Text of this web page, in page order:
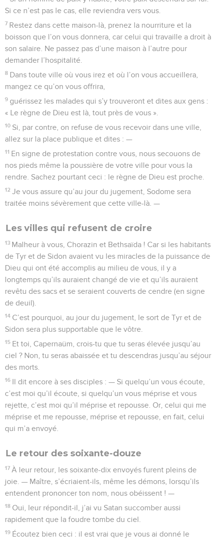
Si ce n’est pas le cas, elle reviendra vers vous.
7 Restez dans cette maison-là, prenez la nourriture et la
boisson que l’on vous donnera, car celui qui travaille a droit à
son salaire. Ne passez pas d’une maison à l’autre pour
demander l’hospitalité.
8 Dans toute ville où vous irez et où l’on vous accueillera,
mangez ce qu’on vous offrira,
9 guérissez les malades qui s’y trouveront et dites aux gens :
« Le règne de Dieu est là, tout près de vous ».
10 Si, par contre, on refuse de vous recevoir dans une ville,
allez sur la place publique et dites : —
11 En signe de protestation contre vous, nous secouons de
nos pieds même la poussière de votre ville pour vous la
rendre. Sachez pourtant ceci : le règne de Dieu est proche.
12 Je vous assure qu’au jour du jugement, Sodome sera
traitée moins sévèrement que cette ville-là. —
Les villes qui refusent de croire
13 Malheur à vous, Chorazin et Bethsaïda ! Car si les habitants
de Tyr et de Sidon avaient vu les miracles de la puissance de
Dieu qui ont été accomplis au milieu de vous, il y a
longtemps qu’ils auraient changé de vie et qu’ils auraient
revêtu des sacs et se seraient couverts de cendre (en signe
de deuil).
14 C’est pourquoi, au jour du jugement, le sort de Tyr et de
Sidon sera plus supportable que le vôtre.
15 Et toi, Capernaüm, crois-tu que tu seras élevée jusqu’au
ciel ? Non, tu seras abaissée et tu descendras jusqu’au séjour
des morts.
16 Il dit encore à ses disciples : — Si quelqu’un vous écoute,
c’est moi qu’il écoute, si quelqu’un vous méprise et vous
rejette, c’est moi qu’il méprise et repousse. Or, celui qui me
méprise et me repousse, méprise et repousse, en fait, celui
qui m’a envoyé.
Le retour des soixante-douze
17 À leur retour, les soixante-dix envoyés furent pleins de
joie. — Maître, s’écriaient-ils, même les démons, lorsqu’ils
entendent prononcer ton nom, nous obéissent ! —
18 Oui, leur répondit-il, j’ai vu Satan succomber aussi
rapidement que la foudre tombe du ciel.
19 Écoutez bien ceci : il est vrai que je vous ai donné le